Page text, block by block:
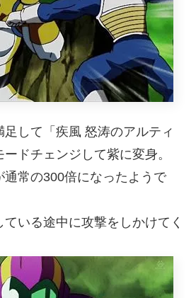
して「疾風 怒涛のアルティ
ドチェンジして紫に変身。
常の300倍になったようで
いる途中に攻撃をしかけてく